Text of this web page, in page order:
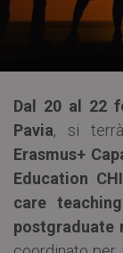
Dal 20 al 22
Pavia, si
Erasmus+
Education
care
postgraduate